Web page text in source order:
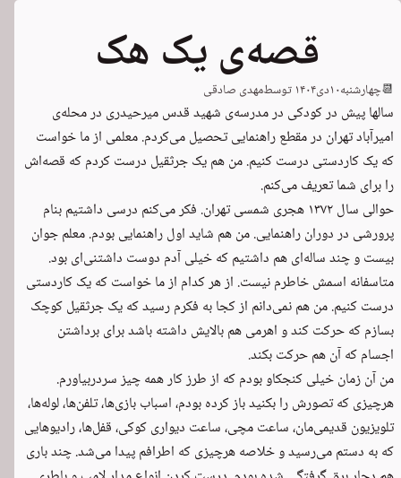
قصه‌ی یک هک 📆چهارشنبه۱۰دی۱۴۰۴ توسطمهدی صادقی
سالها پیش در کودکی در مدرسه‌ی شهید قدس میرحیدری در محله‌ی
امیرآباد تهران در مقطع راهنمایی تحصیل می‌کردم. معلمی از ما خواست
که یک کاردستی درست کنیم. من هم یک جرثقیل درست کردم که قصه‌اش
را برای شما تعریف می‌کنم.
حوالی سال ۱۳۷۲ هجری شمسی تهران. فکر می‌کنم درسی داشتیم بنام
پرورشی در دوران راهنمایی. من هم شاید اول راهنمایی بودم. معلم جوان
بیست و چند ساله‌ای هم داشتیم که خیلی آدم دوست داشتنی‌ای بود.
متاسفانه اسمش خاطرم نیست. از هر کدام از ما خواست که یک کاردستی
درست کنیم. من هم نمی‌دانم از کجا به فکرم رسید که یک جرثقیل کوچک
بسازم که حرکت کند و اهرمی هم بالایش داشته باشد برای برداشتن
اجسام که آن هم حرکت بکند.
من آن زمان خیلی کنجکاو بودم که از طرز کار همه چیز سردربیاورم.
هرچیزی که تصورش را بکنید باز کرده بودم، اسباب بازی‌ها، تلفن‌ها، لوله‌ها،
تلویزیون‌ قدیمی‌مان، ساعت مچی، ساعت دیواری کوکی، قفل‌ها، رادیوهایی
که به دستم می‌رسید و خلاصه هرچیزی که اطرافم پیدا می‌شد. چند باری